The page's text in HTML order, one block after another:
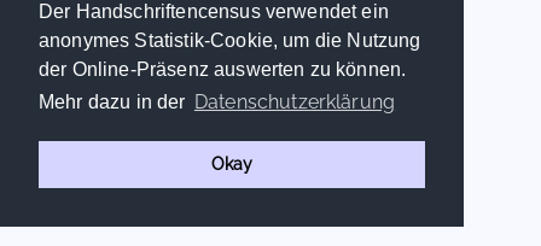
Der Handschriftencensus verwendet ein
anonymes Statistik-Cookie, um die Nutzung
der Online-Präsenz auswerten zu können.
Mehr dazu in der Datenschutzerklärung
Okay